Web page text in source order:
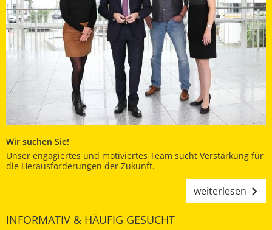
Wir suchen Sie!
Unser engagiertes und motiviertes Team sucht Verstärkung für
die Herausforderungen der Zukunft.
weiterlesen
INFORMATIV & HÄUFIG GESUCHT